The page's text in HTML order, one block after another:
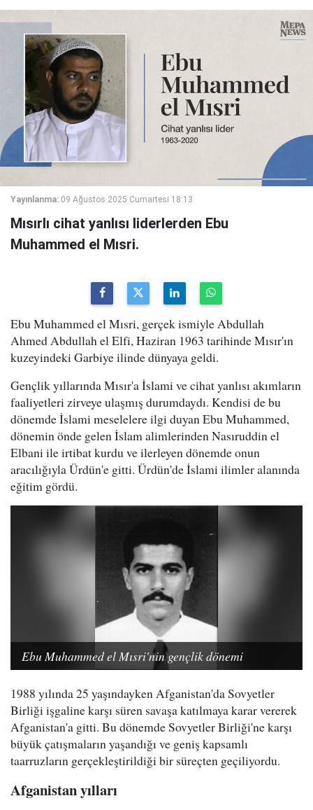
Yayınlanma: 09 Ağustos 2025 Cumartesi 18:13
Mısırlı cihat yanlısı liderlerden Ebu
Muhammed el Mısri.
Ebu Muhammed el Mısri, gerçek ismiyle Abdullah
Ahmed Abdullah el Elfi, Haziran 1963 tarihinde Mısır'ın
kuzeyindeki Garbiye ilinde dünyaya geldi.
Gençlik yıllarında Mısır'a İslami ve cihat yanlısı akımların
faaliyetleri zirveye ulaşmış durumdaydı. Kendisi de bu
dönemde İslami meselelere ilgi duyan Ebu Muhammed,
dönemin önde gelen İslam alimlerinden Nasıruddin el
Elbani ile irtibat kurdu ve ilerleyen dönemde onun
aracılığıyla Ürdün'e gitti. Ürdün'de İslami ilimler alanında
eğitim gördü.
Ebu Muhammed el Mısri'nin gençlik dönemi
1988 yılında 25 yaşındayken Afganistan'da Sovyetler
Birliği işgaline karşı süren savaşa katılmaya karar vererek
Afganistan'a gitti. Bu dönemde Sovyetler Birliği'ne karşı
büyük çatışmaların yaşandığı ve geniş kapsamlı
taarruzların gerçekleştirildiği bir süreçten geçiliyordu.
Afganistan yılları